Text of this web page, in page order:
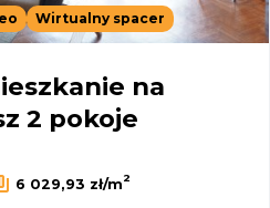
Wirtualny spacer
na
2 pokoje
6 029,93 zł/m2